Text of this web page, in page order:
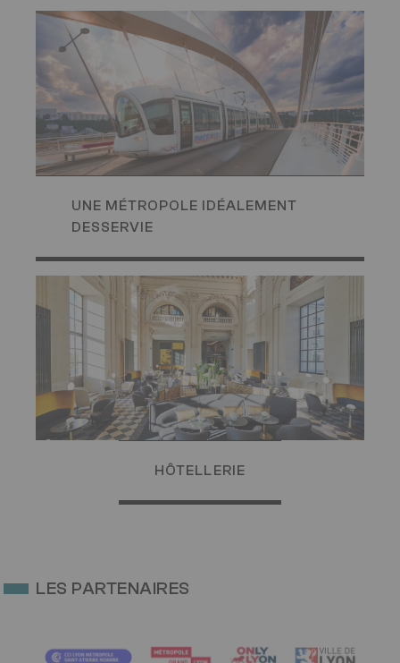
Image
UNE MÉTROPOLE IDÉALEMENT
DESSERVIE
Image
HÔTELLERIE
LES PARTENAIRES
Image